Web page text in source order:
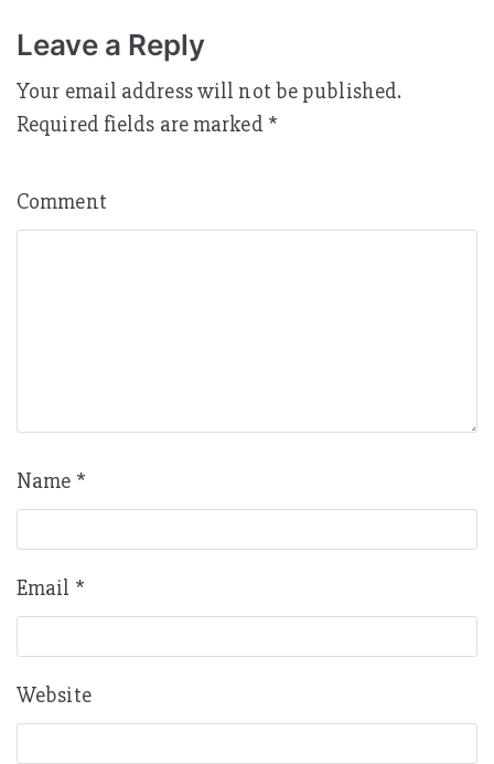
Jadi Biangnya
Leave a Reply
Your email address will not be published.
Required fields are marked *
Comment
Name *
Email *
Website